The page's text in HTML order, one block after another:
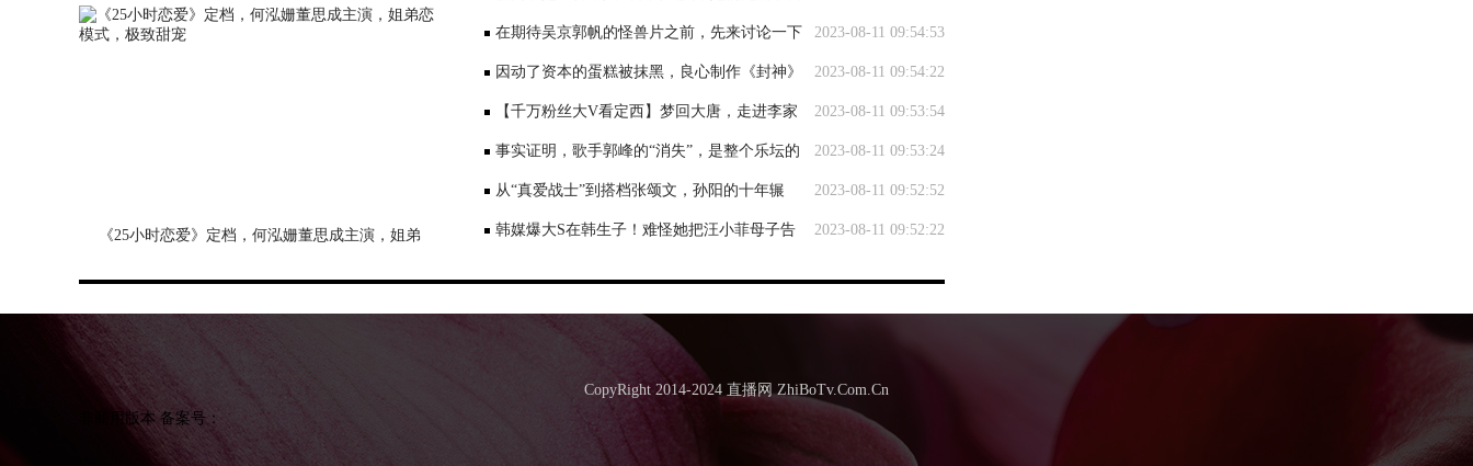
《25小时恋爱》定档，何泓姗董思成主演，姐弟
信，都认为是自己 2023-08-11 09:54:53
在期待吴京郭帆的怪兽片之前，先来讨论一下
《巨齿鲨2》的价值 2023-08-11 09:54:22
因动了资本的蛋糕被抹黑，良心制作《封神》
终成黑马 2023-08-11 09:53:54
【千万粉丝大V看定西】梦回大唐，走进李家
龙宫！ 2023-08-11 09:53:24
事实证明，歌手郭峰的“消失”，是整个乐坛的
悲哀 2023-08-11 09:52:52
从“真爱战士”到搭档张颂文，孙阳的十年辗
转，终于在34岁出圈 2023-08-11 09:52:22
韩媒爆大S在韩生子！难怪她把汪小菲母子告
CopyRight 2014-2024 直播网 ZhiBoTv.Com.Cn
非商用版本备案号：